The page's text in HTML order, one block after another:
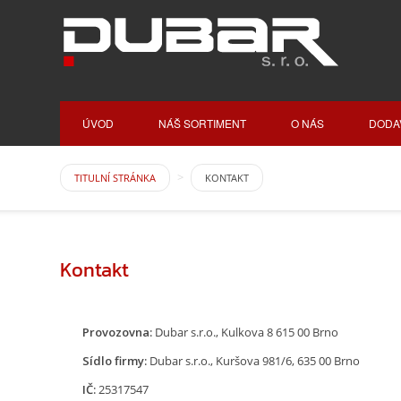
ÚVOD NÁŠ SORTIMENT O NÁS
TITULNÍ STRÁNKA KONTAKT
Kontakt
Provozovna: Dubar s.r.o., Kulkova 8 615 00 Brno
Sídlo firmy: Dubar s.r.o., Kuršova 981/6, 635 00 Brno
IČ:25317547